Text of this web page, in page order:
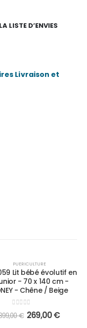
LISTE D’ENVIES
Livraison et
PUERICULTURE
Lit bébé évolutif en
- 70 x 140 cm -
- Chêne / Beige
0out of 5
€ 269,00€